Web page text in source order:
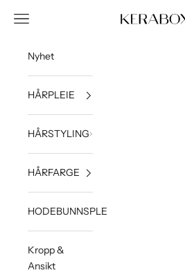
KERABOX
Åpne navigeringsmeny
Nyhet
HÅRPLEIE
HÅRSTYLING
HÅRFARGE
HODEBUNNSPLEIE
Kropp &
Ansikt